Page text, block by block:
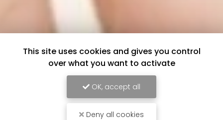
This site uses cookies and gives you control
over what you want to activate
OK, accept all
Deny all cookies